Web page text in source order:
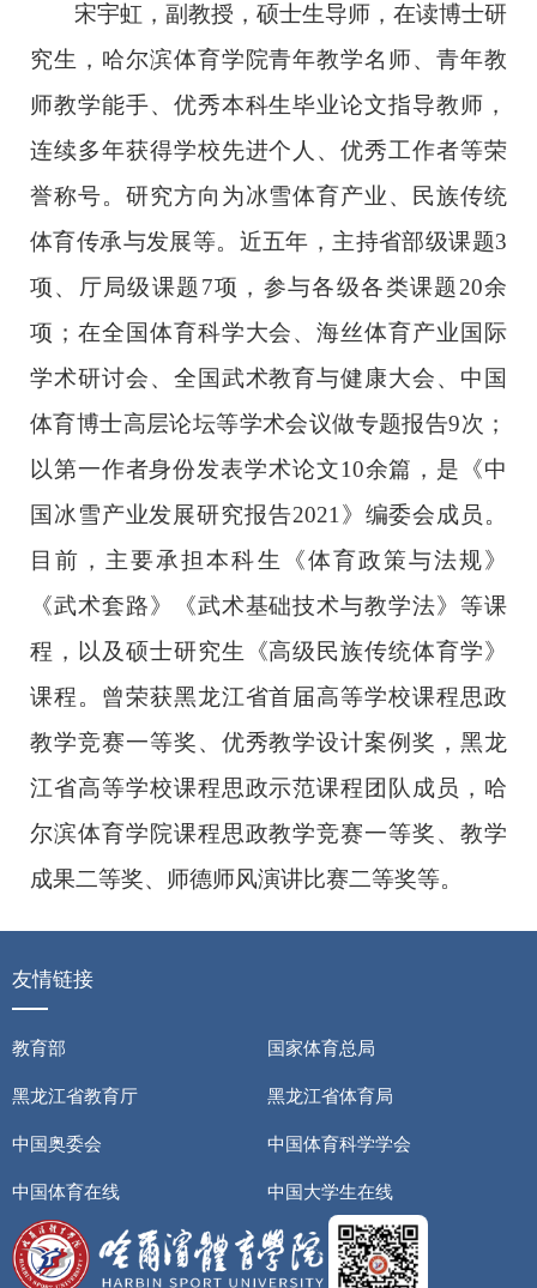
宋宇虹，副教授，硕士生导师，在读博士研
究生，哈尔滨体育学院青年教学名师、青年教
师教学能手、优秀本科生毕业论文指导教师，
连续多年获得学校先进个人、优秀工作者等荣
誉称号。研究方向为冰雪体育产业、民族传统
体育传承与发展等。近五年，主持省部级课题3
项、厅局级课题7项，参与各级各类课题20余
项； 在全国体育科学大会、海丝体育产业国际
学术研讨会、全国武术教育与健康大会、 中国
体育博士高层论坛等学术会议做专题报告9次 ；
以第一作者身份发表学术论文10余篇，是《中
国冰雪产业发展研究报告2021》编委会成员。
目前，主要承担本科生《体育政策与法规》
《武术套路》《武术基础技术与教学法》等课
程，以及硕士研究生《高级民族传统体育学》
课程。 曾荣获黑龙江省首届高等学校课程思政
教学竞赛一等奖、优秀教学设计案例奖，黑龙
江省高等学校课程思政示范课程团队成员 ， 哈
尔滨体育学院课程思政教学竞赛一等奖、教学
成果二等奖、师德师风演讲比赛二等奖等。
友情链接
教育部
国家体育总局
黑龙江省教育厅
黑龙江省体育局
中国奥委会
中国体育科学学会
中国体育在线
中国大学生在线